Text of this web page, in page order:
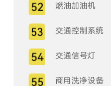
燃油加油机
交通控制系统
交通信号灯
商用洗净设备